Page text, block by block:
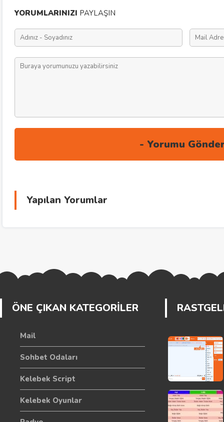
YORUMLARINIZI PAYLAŞIN
Yapılan Yorumlar
ÖNE ÇIKAN KATEGORİLER
Mail
Sohbet Odaları
Kelebek Script
Kelebek Oyunlar